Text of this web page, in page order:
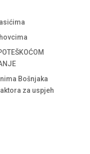
Bošnjaka
za uspjeh